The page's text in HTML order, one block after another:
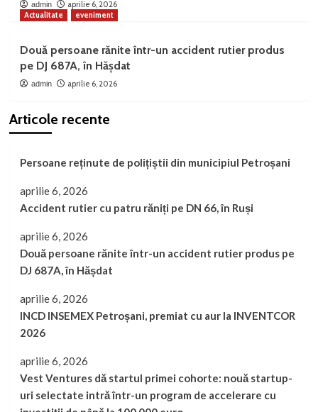
admin
aprilie 6, 2026
Actualitate
eveniment
Două persoane rănite într-un accident rutier produs
pe DJ 687A, în Hășdat
admin aprilie 6, 2026
Articole recente
Persoane reținute de polițiștii din municipiul Petroșani
aprilie 6, 2026
Accident rutier cu patru răniți pe DN 66, în Ruși
aprilie 6, 2026
Două persoane rănite într-un accident rutier produs pe
DJ 687A, în Hășdat
aprilie 6, 2026
INCD INSEMEX Petroșani, premiat cu aur la INVENTCOR
2026
aprilie 6, 2026
Vest Ventures dă startul primei cohorte: nouă startup-
uri selectate intră într-un program de accelerare cu